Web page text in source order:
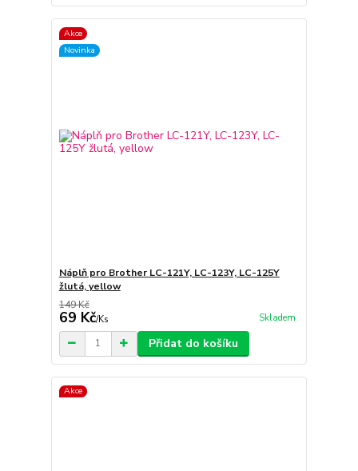
Akce
Novinka
Náplň pro Brother LC-121Y, LC-123Y, LC-125Y
žlutá, yellow
149 Kč
69 Kč/Ks Skladem
Přidat do košíku
Akce